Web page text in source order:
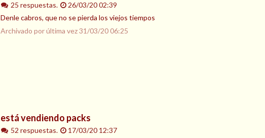
25 respuestas.
26/03/20 02:39
Denle cabros, que no se pierda los viejos tiempos
Archivado por última vez31/03/20 06:25
está vendiendo packs
52 respuestas.
17/03/20 12:37